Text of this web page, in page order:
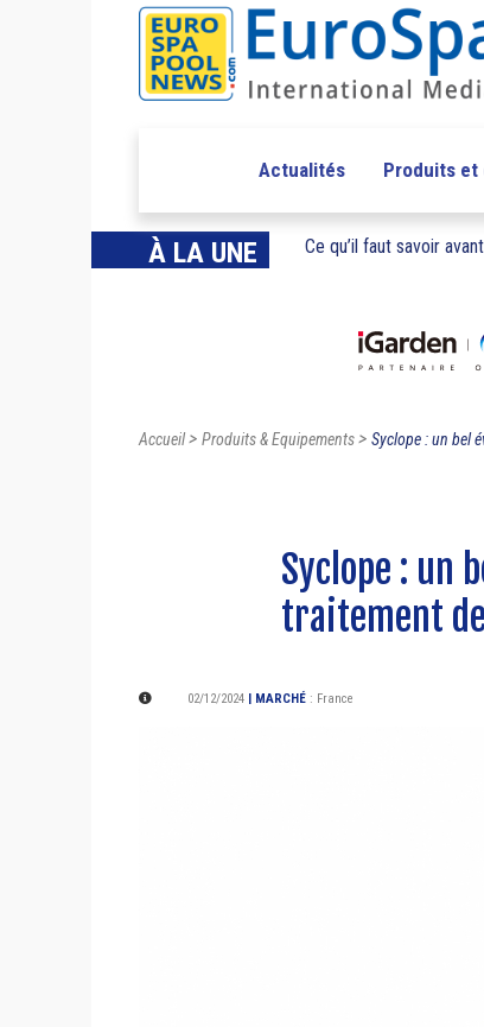
Actualités Produits et
À LA UNE Ce qu’il faut savoir
Accueil> Produits & Equipements> Syclope : un bel
Syclope : un
traitement de
02/12/2024 | MARCHÉ : France